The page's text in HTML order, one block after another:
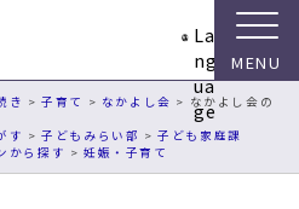
La
ng
ua
ge
き >子育て > なかよし会 > なかよし会の
す >子どもみらい部 >子ども家庭課
から探す >妊娠・子育て